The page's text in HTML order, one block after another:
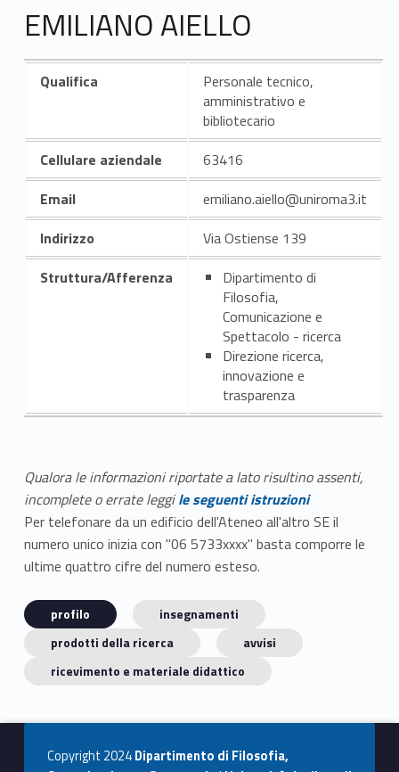
EMILIANO AIELLO
Qualifica
Personale tecnico,
amministrativo e
bibliotecario
Cellulare aziendale
63416
Email
emiliano.aiello@uniroma3.it
Indirizzo
Via Ostiense 139
Struttura/Afferenza
Dipartimento di
Filosofia,
Comunicazione e
Spettacolo - ricerca
Direzione ricerca,
innovazione e
trasparenza
Qualora le informazioni riportate a lato risultino assenti,
incomplete o errate leggile seguenti istruzioni
Per telefonare da un edificio dell'Ateneo all'altro SE il
numero unico inizia con "06 5733xxxx" basta comporre le
ultime quattro cifre del numero esteso.
profilo
insegnamenti
prodotti della ricerca
avvisi
ricevimento e materiale didattico
Copyright 2024Dipartimento di Filosofia,